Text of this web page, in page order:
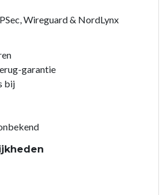
Wireguard & NordLynx
garantie
bij